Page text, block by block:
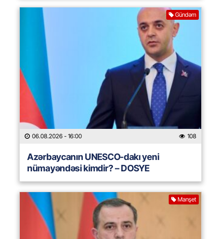
Gündəm
06.08.2026 - 16:00 108
Azərbaycanın UNESCO-dakı yeni
nümayəndəsi kimdir? – DOSYE
Manşet